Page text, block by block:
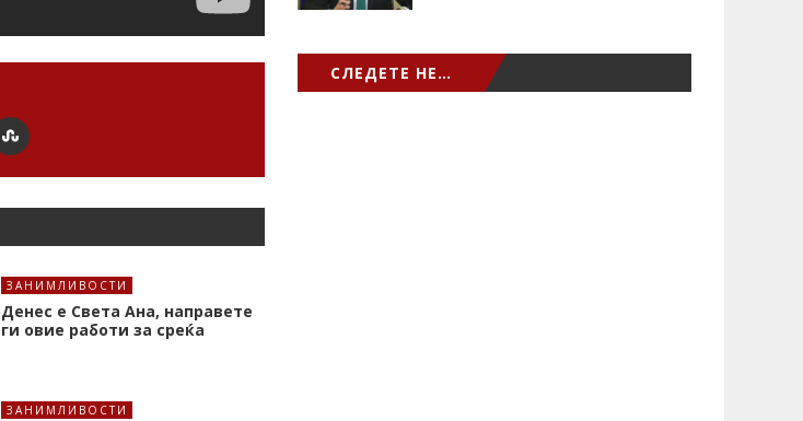
ЗАНИМЛИВОСТИ
Денес е Света Ана, направете
ги овие работи за среќа
ЗАНИМЛИВОСТИ
СЛЕДЕТЕ НЕ…